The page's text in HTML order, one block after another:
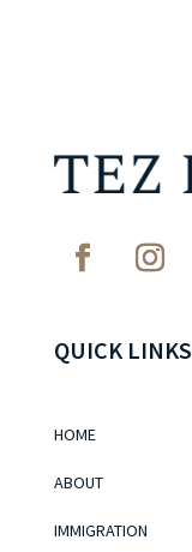
QUICK LINKS
HOME
ABOUT
IMMIGRATION